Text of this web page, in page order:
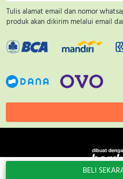
`
BELI
Tulis alamat email dan nomor
produk akan dikirim melalui email